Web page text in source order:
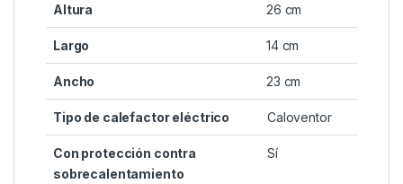
Altura 26 cm
Largo 14 cm
Ancho 23 cm
Tipo de calefactor eléctrico Caloventor
Con protección contra
sobrecalentamiento
Sí